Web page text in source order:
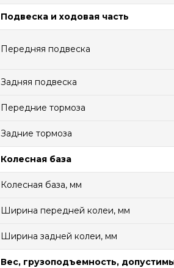
Подвеска и ходовая часть
Передняя подвеска
Задняя подвеска
Передние тормоза
Задние тормоза
Колесная база
Колесная база, мм
Ширина передней колеи, мм
Ширина задней колеи, мм
Вес, грузоподъемность,